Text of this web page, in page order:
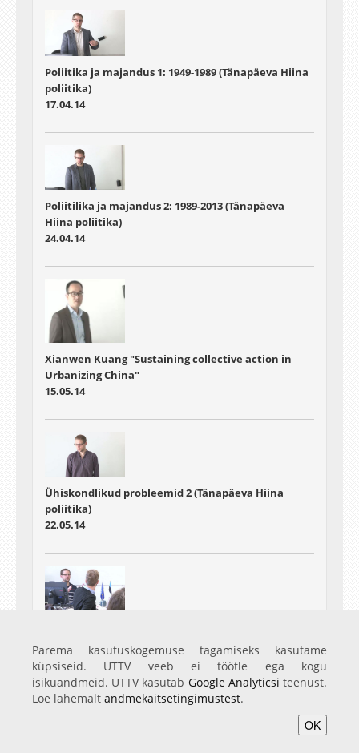
Poliitika ja majandus 1: 1949-1989 (Tänapäeva Hiina
poliitika)
17.04.14
Poliitilika ja majandus 2: 1989-2013 (Tänapäeva
Hiina poliitika)
24.04.14
Xianwen Kuang "Sustaining collective action in
Urbanizing China"
15.05.14
Ühiskondlikud probleemid 2 (Tänapäeva Hiina
poliitika)
22.05.14
poliitika)
29.05.14
Parema kasutuskogemuse tagamiseks kasutame
küpsiseid. UTTV veeb ei töötle ega kogu
isikuandmeid. UTTV kasutab Google Analyticsi teenust.
Loe lähemalt andmekaitsetingimustest.
OK